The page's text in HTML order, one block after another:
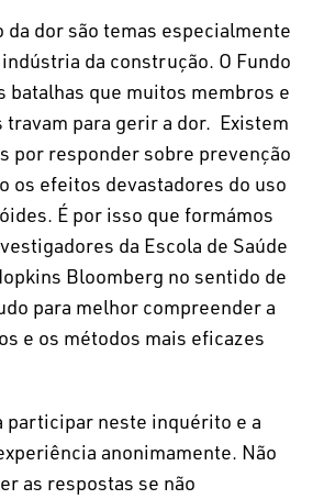
da dor são temas especialmente
da construção. O Fundo
batalhas que muitos membros e
travam para gerir a dor. Existem
por responder sobre prevenção
os efeitos devastadores do uso
É por isso que formámos
da Escola de Saúde
Bloomberg no sentido de
para melhor compreender a
e os métodos mais eficazes
participar neste inquérito e a
anonimamente. Não
as respostas se não